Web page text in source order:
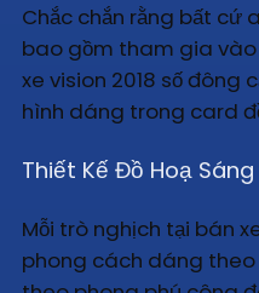
Chắc chắn rằng bất cứ
bao gồm tham gia
xe vision 2018 số đông
hình dáng trong card
Thiết Kế Đồ Hoạ
Mỗi trò nghịch tại bán
phong cách dáng